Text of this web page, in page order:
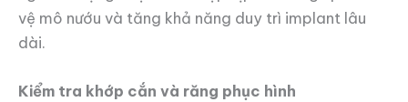
vệ mô nướu và tăng khả năng duy trì implant lâu
dài.
Kiểm tra khớp cắn và răng phục hình